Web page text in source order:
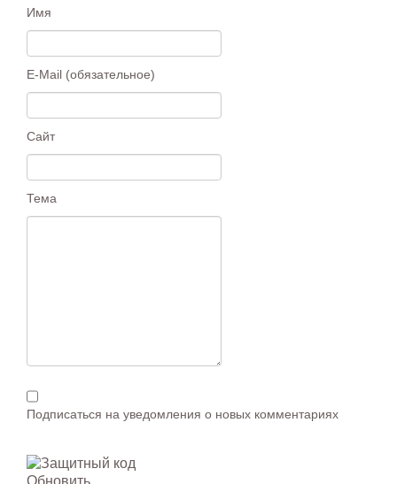
Имя
E-Mail (обязательное)
Сайт
Тема
Подписаться на уведомления о новых комментариях
Обновить